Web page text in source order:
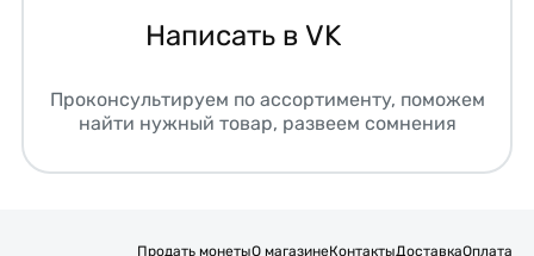
Написать в VK
Проконсультируем по ассортименту, поможем
найти нужный товар, развеем сомнения
Продать монетыО магазинеКонтактыДоставкаОплата